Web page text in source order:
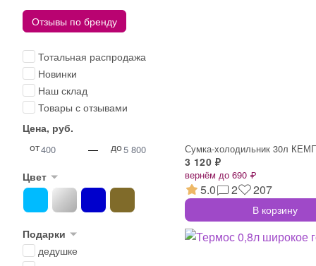
Отзывы по бренду
Тотальная распродажа
Новинки
Наш склад
Товары с отзывами
Цена, руб.
от
— до
Цвет
Подарки
дедушке
3 120 ₽
вернём до 690 ₽
5.0 2 207
В корзину